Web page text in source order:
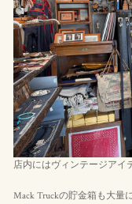
店内にはヴィンテージアイ
Mack Truckの貯金箱も大量に